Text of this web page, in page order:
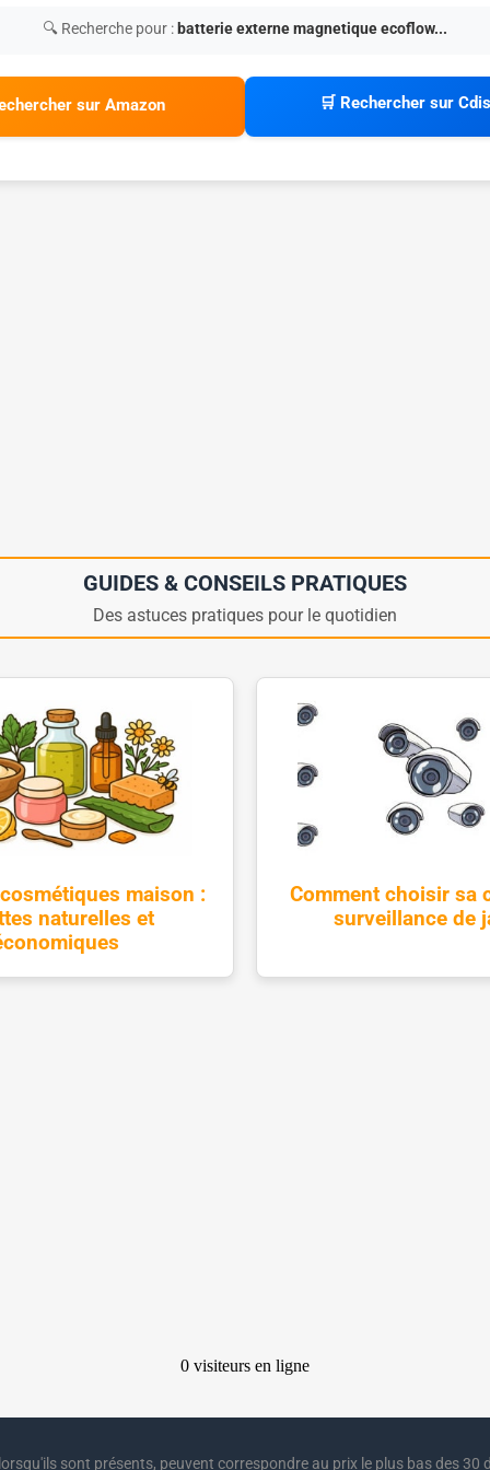
🔍 Recherche pour : batterie externe magnetique ecoflow...
sur Amazon 🛒 Rechercher sur
GUIDES & CONSEILS PRATIQUES
Des astuces pratiques pour le quotidien
maison :
naturelles et
Comment choisir sa
surveillance de
sont présents, peuvent correspondre au prix le plus bas des 30